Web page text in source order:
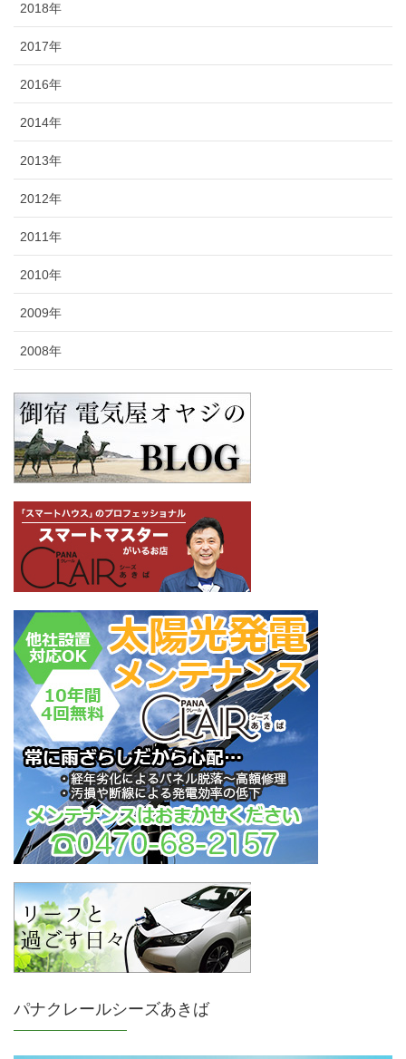
2018年
2017年
2016年
2014年
2013年
2012年
2011年
2010年
2009年
2008年
パナクレールシーズあきば